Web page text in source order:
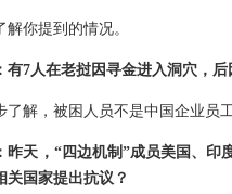
你提到的情况。
有7人在老挝因寻金进入洞穴，
了解，被困人员不是中国企业员
昨天，“四边机制”成员美国、
关国家提出抗议？